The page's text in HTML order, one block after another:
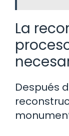
La
Después